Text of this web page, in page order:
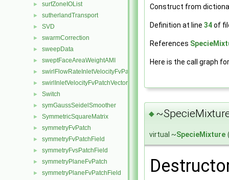
► surfZoneIOList
► sutherlandTransport
► SVD
► swarmCorrection
► sweepData
► sweptFaceAreaWeightAMI
► swirlFlowRateInletVelocityFvPatchVectorField
► swirlInletVelocityFvPatchVectorField
► Switch
► symGaussSeidelSmoother
► SymmetricSquareMatrix
► symmetryFvPatch
► symmetryFvPatchField
► symmetryFvsPatchField
► symmetryPlaneFvPatch
► symmetryPlaneFvPatchField
Construct from
Definition at line 34of
References
Here is the call graph
◆
virtual ~SpecieMixture